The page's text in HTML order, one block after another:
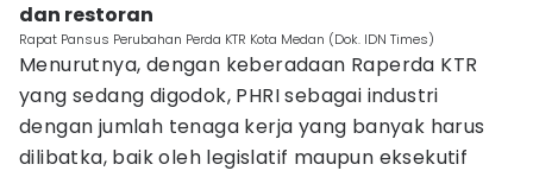
dan restoran
Rapat Pansus Perubahan Perda KTR Kota Medan (Dok. IDN Times)
Menurutnya, dengan keberadaan Raperda KTR
yang sedang digodok, PHRI sebagai industri
dengan jumlah tenaga kerja yang banyak harus
dilibatka, baik oleh legislatif maupun eksekutif